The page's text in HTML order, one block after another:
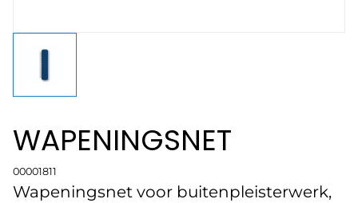
WAPENINGSNET
00001811
Wapeningsnet voor buitenpleisterwerk,